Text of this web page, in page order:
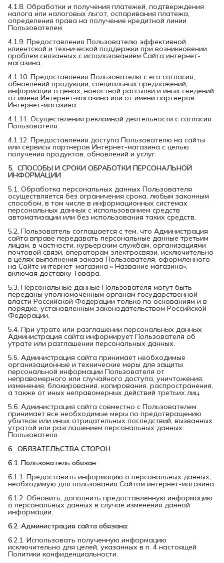
4.1.8. Обработки и получения платежей, подтверждения
налога или налоговых льгот, оспаривания платежа,
определения права на получение кредитной линии
Пользователем.
4.1.9. Предоставления Пользователю эффективной
клиентской и технической поддержки при возникновении
проблем связанных с использованием Сайта интернет-
магазина.
4.1.10. Предоставления Пользователю с его согласия,
обновлений продукции, специальных предложений,
информации о ценах, новостной рассылки и иных сведений
от имени Интернет-магазина или от имени партнеров
Интернет-магазина.
4.1.11. Осуществления рекламной деятельности с согласия
Пользователя.
4.1.12. Предоставления доступа Пользователю на сайты
или сервисы партнеров Интернет-магазина с целью
получения продуктов, обновлений и услуг.
5.  СПОСОБЫ И СРОКИ ОБРАБОТКИ ПЕРСОНАЛЬНОЙ
ИНФОРМАЦИИ
5.1. Обработка персональных данных Пользователя
осуществляется без ограничения срока, любым законным
способом, в том числе в информационных системах
персональных данных с использованием средств
автоматизации или без использования таких средств.
5.2. Пользователь соглашается с тем, что Администрация
сайта вправе передавать персональные данные третьим
лицам, в частности, курьерским службам, организациями
почтовой связи, операторам электросвязи, исключительно
в целях выполнения заказа Пользователя, оформленного
на Сайте интернет-магазина « Название магазина»,
включая доставку Товара.
5.3. Персональные данные Пользователя могут быть
переданы уполномоченным органам государственной
власти Российской Федерации только по основаниям и в
порядке, установленным законодательством Российской
Федерации.
5.4. При утрате или разглашении персональных данных
Администрация сайта информирует Пользователя об
утрате или разглашении персональных данных.
5.5. Администрация сайта принимает необходимые
организационные и технические меры для защиты
персональной информации Пользователя от
неправомерного или случайного доступа, уничтожения,
изменения, блокирования, копирования, распространения,
а также от иных неправомерных действий третьих лиц.
5.6. Администрация сайта совместно с Пользователем
принимает все необходимые меры по предотвращению
убытков или иных отрицательных последствий, вызванных
утратой или разглашением персональных данных
Пользователя.
6.  ОБЯЗАТЕЛЬСТВА СТОРОН
6.1. Пользователь обязан:
6.1.1. Предоставить информацию о персональных данных,
необходимую для пользования Сайтом интернет-магазина.
6.1.2. Обновить, дополнить предоставленную информацию
о персональных данных в случае изменения данной
информации.
6.2. Администрация сайта обязана:
6.2.1. Использовать полученную информацию
исключительно для целей, указанных в п. 4 настоящей
Политики конфиденциальности.